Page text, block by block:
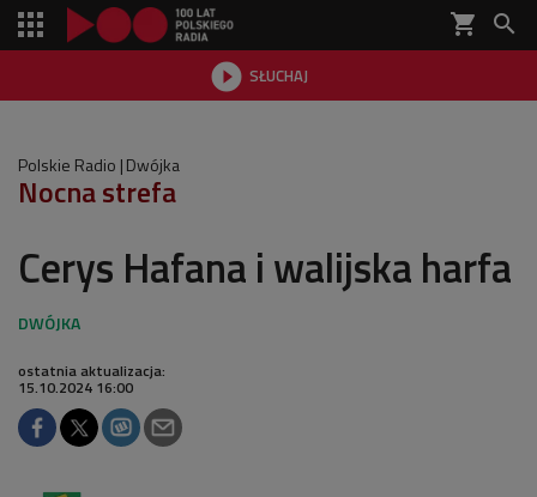
shopping_cart 
 SŁUCHAJ

Polskie Radio Dwójka
Nocna strefa
Cerys Hafana i walijska harfa
ostatnia aktualizacja:
15.10.2024 16:00